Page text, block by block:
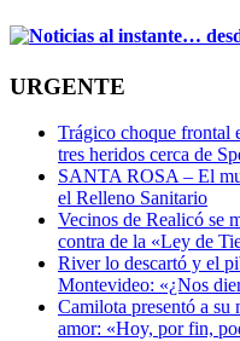
URGENTE
Trágico choque frontal
tres heridos cerca de
SANTA ROSA – El
el Relleno Sanitario
Vecinos de Realicó se
contra de la «Ley de
River lo descartó y el
Montevideo: «¿Nos
Camilota presentó a su
amor: «Hoy, por fin,